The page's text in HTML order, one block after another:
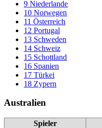
9 Niederlande
10 Norwegen
11 Österreich
12 Portugal
13 Schweden
14 Schweiz
15 Schottland
16 Spanien
17 Türkei
18 Zypern
Australien
Spieler